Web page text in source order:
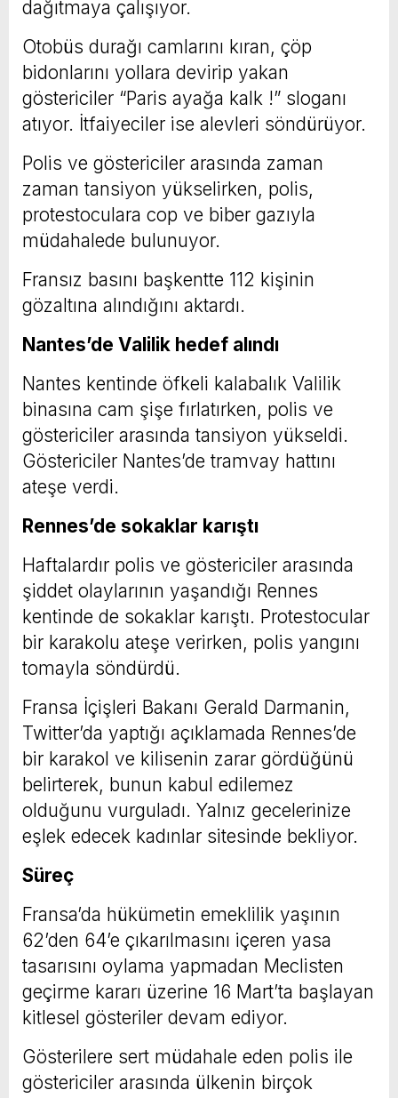
dağıtmaya çalışıyor.
Otobüs durağı camlarını kıran, çöp
bidonlarını yollara devirip yakan
göstericiler “Paris ayağa kalk !” sloganı
atıyor. İtfaiyeciler ise alevleri söndürüyor.
Polis ve göstericiler arasında zaman
zaman tansiyon yükselirken, polis,
protestoculara cop ve biber gazıyla
müdahalede bulunuyor.
Fransız basını başkentte 112 kişinin
gözaltına alındığını aktardı.
Nantes’de Valilik hedef alındı
Nantes kentinde öfkeli kalabalık Valilik
binasına cam şişe fırlatırken, polis ve
göstericiler arasında tansiyon yükseldi.
Göstericiler Nantes’de tramvay hattını
ateşe verdi.
Rennes’de sokaklar karıştı
Haftalardır polis ve göstericiler arasında
şiddet olaylarının yaşandığı Rennes
kentinde de sokaklar karıştı. Protestocular
bir karakolu ateşe verirken, polis yangını
tomayla söndürdü.
Fransa İçişleri Bakanı Gerald Darmanin,
Twitter’da yaptığı açıklamada Rennes’de
bir karakol ve kilisenin zarar gördüğünü
belirterek, bunun kabul edilemez
olduğunu vurguladı. Yalnız gecelerinize
eşlek edecek kadınlar sitesinde bekliyor.
Süreç
Fransa’da hükümetin emeklilik yaşının
62’den 64’e çıkarılmasını içeren yasa
tasarısını oylama yapmadan Meclisten
geçirme kararı üzerine 16 Mart’ta başlayan
kitlesel gösteriler devam ediyor.
Gösterilere sert müdahale eden polis ile
göstericiler arasında ülkenin birçok